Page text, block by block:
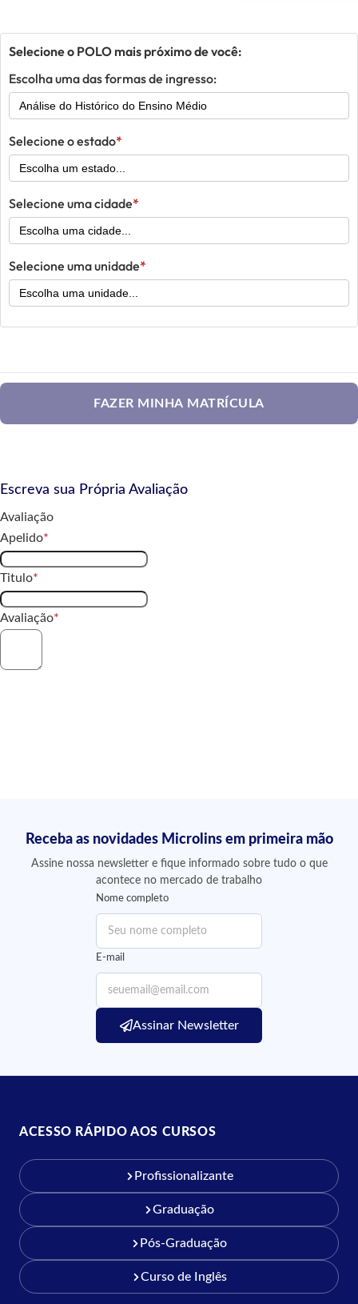
Selecione o POLO mais próximo de você:
Escolha uma das formas de ingresso:
Selecione o estado
Selecione uma cidade
Selecione uma unidade
FAZER MINHA MATRÍCULA
Escreva sua Própria Avaliação
Avaliação
Apelido
Titulo
Avaliação
Receba as novidades Microlins em primeira mão
Assine nossa newsletter e fique informado sobre tudo o que
acontece no mercado de trabalho
Nome completo
E-mail
Assinar Newsletter
ACESSO RÁPIDO AOS CURSOS
Profissionalizante
Graduação
Pós-Graduação
Curso de Inglês